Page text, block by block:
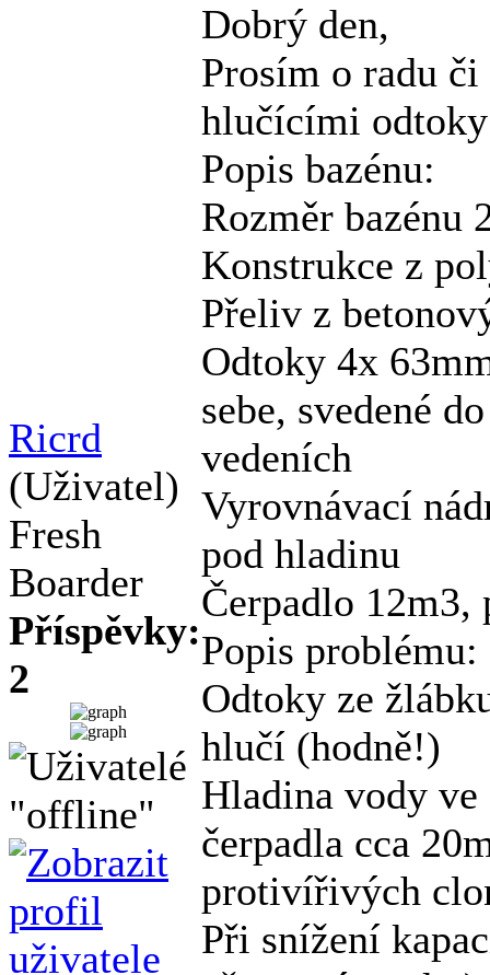
Ricrd
(Uživatel)
Fresh
Boarder
Příspěvky:
2
Dobrý den,
Prosím o radu či
hlučícími
Popis bazénu:
Rozměr bazénu
Konstrukce z
Přeliv z
Odtoky 4x
sebe, svedené
vedeních
Vyrovnávací
pod hladinu
Čerpadlo
Popis problému:
Odtoky ze
hlučí (hodně!)
Hladina vody
čerpadla cca
protivířivých
Při snížení